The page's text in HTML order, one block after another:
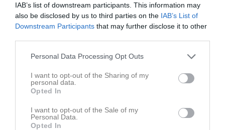
IAB’s list of downstream participants. This information may
also be disclosed by us to third parties on the IAB’s List of
Downstream Participants that may further disclose it to other
Personal Data Processing Opt Outs
I want to opt-out of the Sharing of my
personal data.
Opted In
I want to opt-out of the Sale of my
Personal Data.
Opted In
Senast uppladdade video
Jag tackar
Senast uppdaterade album